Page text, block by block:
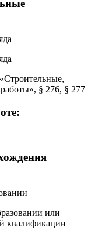
§ 276, § 277
или
квалификации